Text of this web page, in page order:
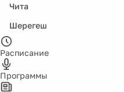
Чита
Шерегеш
Расписание
Программы